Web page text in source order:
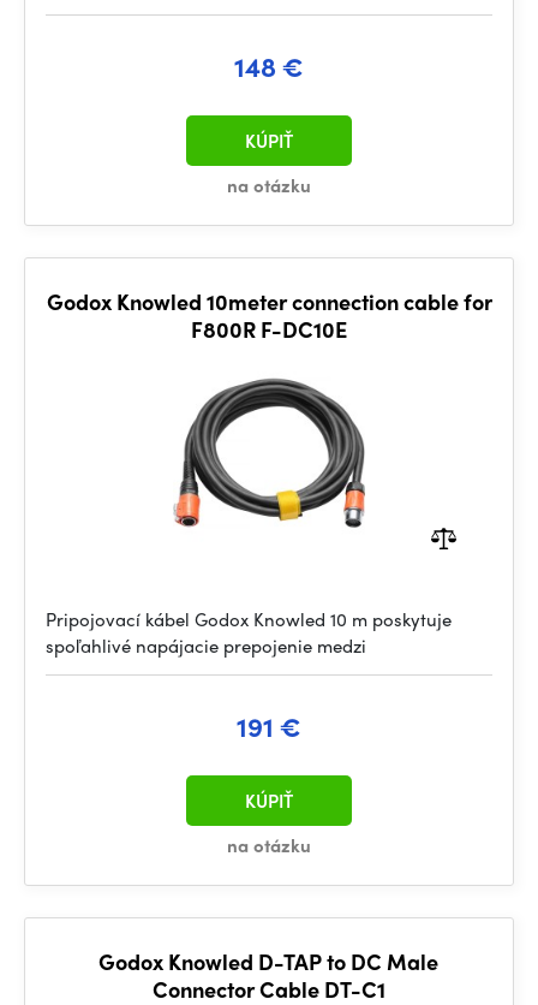
148 €
na otázku
KÚPIŤ
Godox Knowled 10meter connection cable for
F800R F-DC10E
Pripojovací kábel Godox Knowled 10 m poskytuje
spoľahlivé napájacie prepojenie medzi
191 €
na otázku
KÚPIŤ
Godox Knowled D-TAP to DC Male
Connector Cable DT-C1